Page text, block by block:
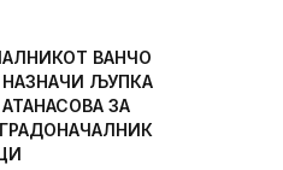
ВАНЧО
НАЗНАЧИ ЉУПКА
ЗА